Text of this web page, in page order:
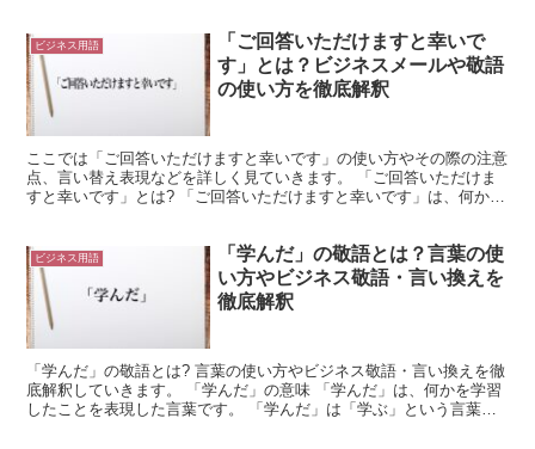
ビジネス用語
「ご回答いただけますと幸いで
す」とは？ビジネスメールや敬語
の使い方を徹底解釈
ここでは「ご回答いただけますと幸いです」の使い方やその際の注意
点、言い替え表現などを詳しく見ていきます。 「ご回答いただけま
すと幸いです」とは? 「ご回答いただけますと幸いです」は、何かに
ビジネス用語
「学んだ」の敬語とは？言葉の使
い方やビジネス敬語・言い換えを
徹底解釈
「学んだ」の敬語とは? 言葉の使い方やビジネス敬語・言い換えを徹
底解釈していきます。 「学んだ」の意味 「学んだ」は、何かを学習
したことを表現した言葉です。 「学んだ」は「学ぶ」という言葉が